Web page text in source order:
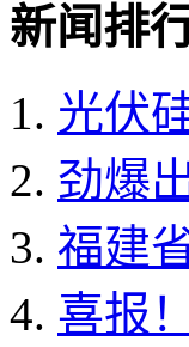
新闻排
光伏
劲爆
福建
喜报